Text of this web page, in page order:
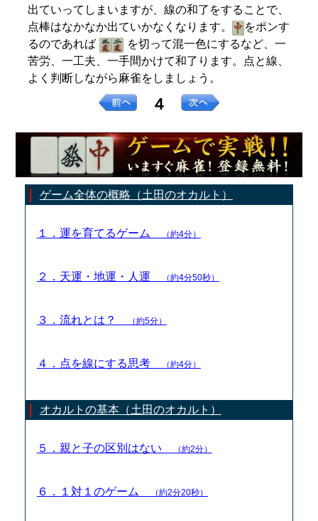
出ていってしまいますが、線の和了をすることで、
点棒はなかなか出ていかなくなります。
をポンす
るのであれば
を切って混一色にするなど、一
苦労、一工夫、一手間かけて和了ります。点と線、
よく判断しながら麻雀をしましょう。
４
ゲーム全体の概略（土田のオカルト）
１．運を育てるゲーム （約4分）
２．天運・地運・人運 （約4分50秒）
３．流れとは？ （約5分）
４．点を線にする思考 （約4分）
オカルトの基本（土田のオカルト）
５．親と子の区別はない （約2分）
６．１対１のゲーム （約2分20秒）